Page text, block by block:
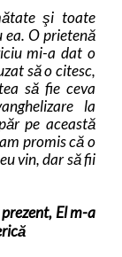
şi toate
ea. O prietenă
mi-a dat o
să o citesc,
să fie ceva
la
pe această
promis că o
vin, dar să fii
El m-a